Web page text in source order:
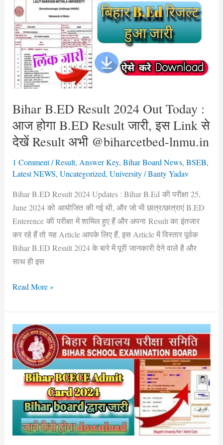
Bihar B.ED Result 2024 Out Today :
आज होगा B.ED Result जारी, इस Link से
देखें Result अभी @biharcetbed-lnmu.in
1 Comment /Result, Answer Key, Bihar Board News, BSEB,
Latest NEWS, Uncategorized, University/Banty Yadav
Bihar B.ED Result 2024 Updates : Bihar B.Ed की परीक्षा 25,
June 2024 को आयोजित की गई थी, और जो भी छात्र/छात्राएं B.ED
Enterence की परीक्षा में शामिल हुए हैं और अपना Result का इंतजार
कर रहे हैं तो यह Article आपके लिए हैं, इस Article में विस्तार पूर्वक
Bihar B.ED Result 2024 के बारे में पूरी जानकारी देने वाले है और
साथ ही इस
Result
2024
Out
Today
आज
होगा
B.ED
जारी,
इस
Link
से
Result
अभी
@biharcetbed-
lnmu.in
Read More »
Bihar
BCECE
Admit
Card
2024
:
जाने
कब
आएगा